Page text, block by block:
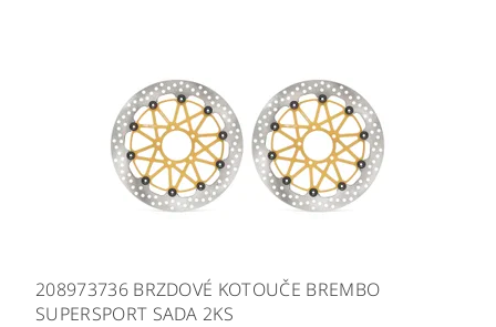
208973736 BRZDOVÉ KOTOUČE BREMBO
SUPERSPORT SADA 2KS